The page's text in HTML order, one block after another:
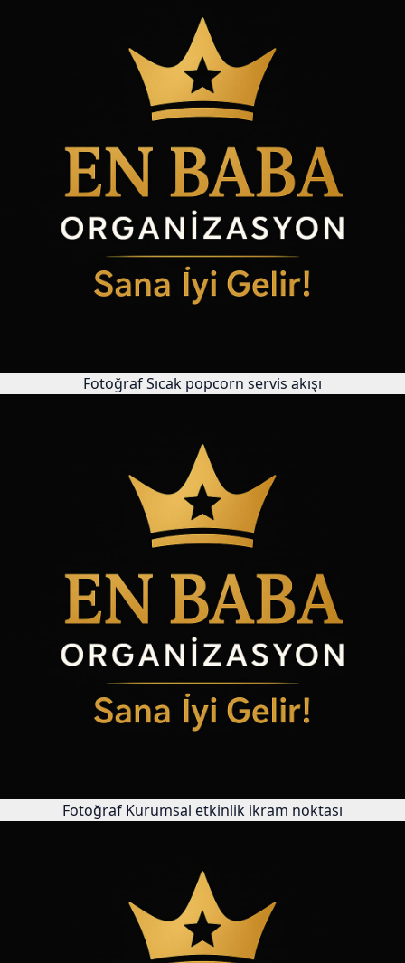
FotoğrafSıcak popcorn servis akışı
Fotoğraf Kurumsal etkinlik ikram noktası